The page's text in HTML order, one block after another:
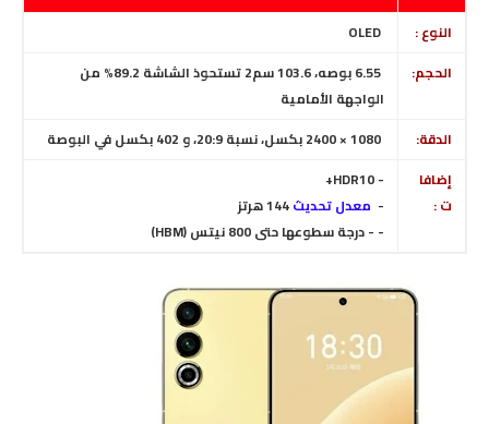
النوع :
OLED
الحجم:
6.55 بوصه، 103.6 سم2 تستحوذ الشاشة 89.2% من
الواجهة الأمامية
الدقة:
1080 × 2400 بكسل، نسبة 20:9، و 402 بكسل في البوصة
إضافا
ت :
-
HDR10+
- معدل تحديث144 هرتز
- - درجة سطوعها حتى 800 نيتس (HBM)